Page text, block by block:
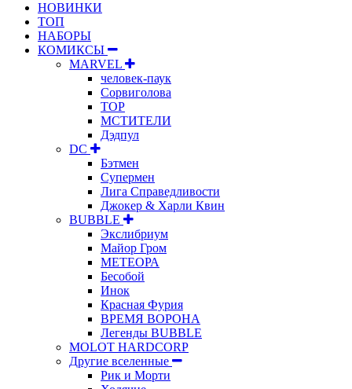
НОВИНКИ
ТОП
НАБОРЫ
КОМИКСЫ
MARVEL
человек-паук
Сорвиголова
ТОР
МСТИТЕЛИ
Дэдпул
DC
Бэтмен
Супермен
Лига Справедливости
Джокер & Харли Квин
BUBBLE
Экслибриум
Майор Гром
МЕТЕОРА
Бесобой
Инок
Красная Фурия
ВРЕМЯ ВОРОНА
Легенды BUBBLE
MOLOT HARDCORP
Другие вселенные
Рик и Морти